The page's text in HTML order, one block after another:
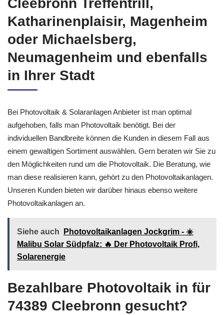
Katharinenplaisir, Magenheim
oder Michaelsberg,
Neumagenheim und ebenfalls
in Ihrer Stadt
Bei Photovoltaik & Solaranlagen Anbieter ist man optimal
aufgehoben, falls man Photovoltaik benötigt. Bei der
individuellen Bandbreite können die Kunden in diesem Fall aus
einem gewaltigen Sortiment auswählen. Gern beraten wir Sie zu
den Möglichkeiten rund um die Photovoltaik. Die Beratung, wie
man diese realisieren kann, gehört zu den Photovoltaikanlagen.
Unseren Kunden bieten wir darüber hinaus ebenso weitere
Photovoltaikanlagen an.
Siehe auch
Photovoltaikanlagen Jockgrim - ☀️
Malibu Solar Südpfalz: 🔥 Der Photovoltaik Profi,
Solarenergie
Bezahlbare Photovoltaik in für
74389 Cleebronn gesucht?